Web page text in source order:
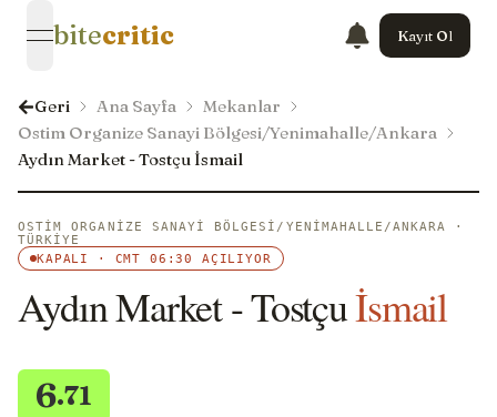
open navigation menu
bitecritic Kayıt Ol
Geri Ana Sayfa
Mekanlar
Ostim Organize Sanayi Bölgesi/Yenimahalle/Ankara
Aydın Market - Tostçu İsmail
OSTIM ORGANIZE SANAYI BÖLGESI/YENIMAHALLE/ANKARA ·
TÜRKIYE
KAPALI · CMT 06:30 AÇILIYOR
Aydın Market - Tostçuİsmail
6.71